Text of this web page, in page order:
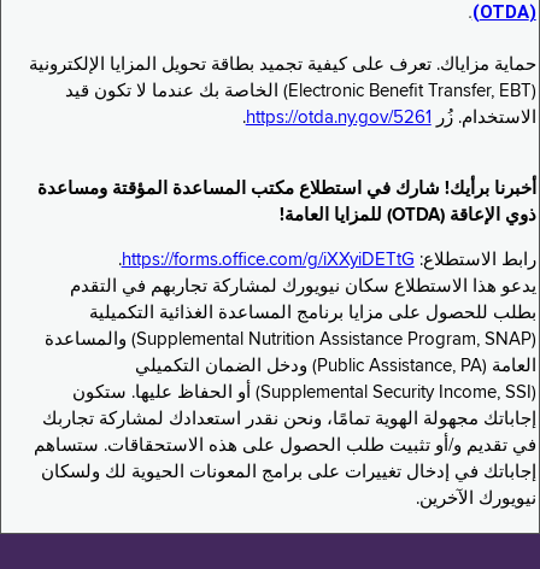
(OTDA)
.
حماية مزاياك. تعرف على كيفية تجميد بطاقة تحويل المزايا الإلكترونية
(Electronic Benefit Transfer, EBT) الخاصة بك عندما لا تكون قيد
الاستخدام. زُر
https://otda.ny.gov/5261
.
أخبرنا برأيك! شارك في استطلاع مكتب المساعدة المؤقتة ومساعدة
ذوي الإعاقة (OTDA) للمزايا العامة!
رابط الاستطلاع: https://forms.office.com/g/iXXyiDETtG
.
يدعو هذا الاستطلاع سكان نيويورك لمشاركة تجاربهم في التقدم
بطلب للحصول على مزايا برنامج المساعدة الغذائية التكميلية
(Supplemental Nutrition Assistance Program, SNAP) والمساعدة
العامة (Public Assistance, PA) ودخل الضمان التكميلي
(Supplemental Security Income, SSI) أو الحفاظ عليها. ستكون
إجاباتك مجهولة الهوية تمامًا، ونحن نقدر استعدادك لمشاركة تجاربك
في تقديم و/أو تثبيت طلب الحصول على هذه الاستحقاقات. ستساهم
إجاباتك في إدخال تغييرات على برامج المعونات الحيوية لك ولسكان
نيويورك الآخرين.